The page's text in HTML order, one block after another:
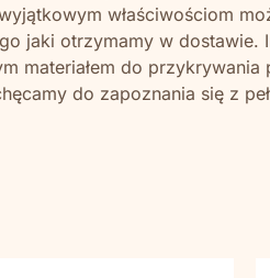
właściwościom
jaki otrzymamy w dostawie.
materiałem do
do zapoznania się z